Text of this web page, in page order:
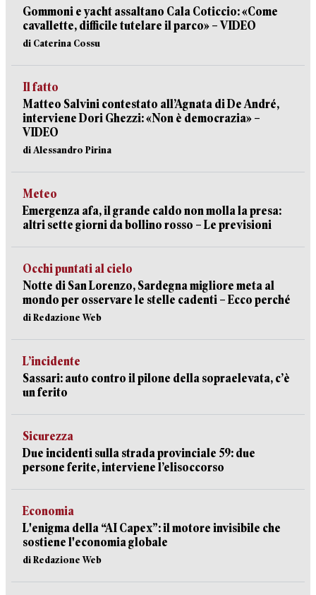
Gommoni e yacht assaltano Cala Coticcio: «Come
cavallette, difficile tutelare il parco» – VIDEO
di Caterina Cossu
Il fatto
Matteo Salvini contestato all’Agnata di De André,
interviene Dori Ghezzi: «Non è democrazia» –
VIDEO
di Alessandro Pirina
Meteo
Emergenza afa, il grande caldo non molla la presa:
altri sette giorni da bollino rosso – Le previsioni
Occhi puntati al cielo
Notte di San Lorenzo, Sardegna migliore meta al
mondo per osservare le stelle cadenti – Ecco perché
di Redazione Web
L’incidente
Sassari: auto contro il pilone della sopraelevata, c’è
un ferito
Sicurezza
Due incidenti sulla strada provinciale 59: due
persone ferite, interviene l’elisoccorso
Economia
L'enigma della “AI Capex”: il motore invisibile che
sostiene l'economia globale
di Redazione Web